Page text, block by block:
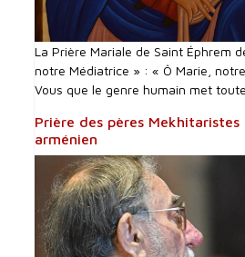
La Prière Mariale de Saint Éphrem
notre Médiatrice » : « Ô Marie,
Vous que le genre humain met
Prière des pères Mekhitaristes
arménien